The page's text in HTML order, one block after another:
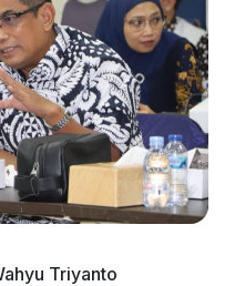
Triyanto